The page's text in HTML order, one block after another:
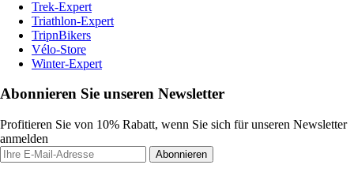
Trek-Expert
Triathlon-Expert
TripnBikers
Vélo-Store
Winter-Expert
Abonnieren Sie unseren Newsletter
Profitieren Sie von 10% Rabatt, wenn Sie sich für unseren Newsletter
anmelden
Abonnieren